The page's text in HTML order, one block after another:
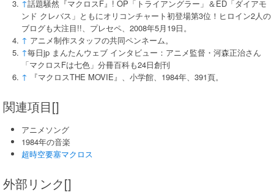
↑話題騒然『マクロスF』! OP「トライアングラー」＆ED「ダイアモ
ンド クレバス」ともにオリコンチャート初登場第3位！ヒロイン2人の
ブログも大注目!!、プレセペ、2008年5月19日。
↑ アニメ制作スタッフの共同ペンネーム。
↑毎日jp まんたんウェブ インタビュー：アニメ監督・河森正治さん
「マクロスFは七色」分冊百科も24日創刊
↑
『マクロスTHE MOVIE』、小学館、1984年、391頁。
関連項目[]
アニメソング
1984年の音楽
超時空要塞マクロス
外部リンク[]